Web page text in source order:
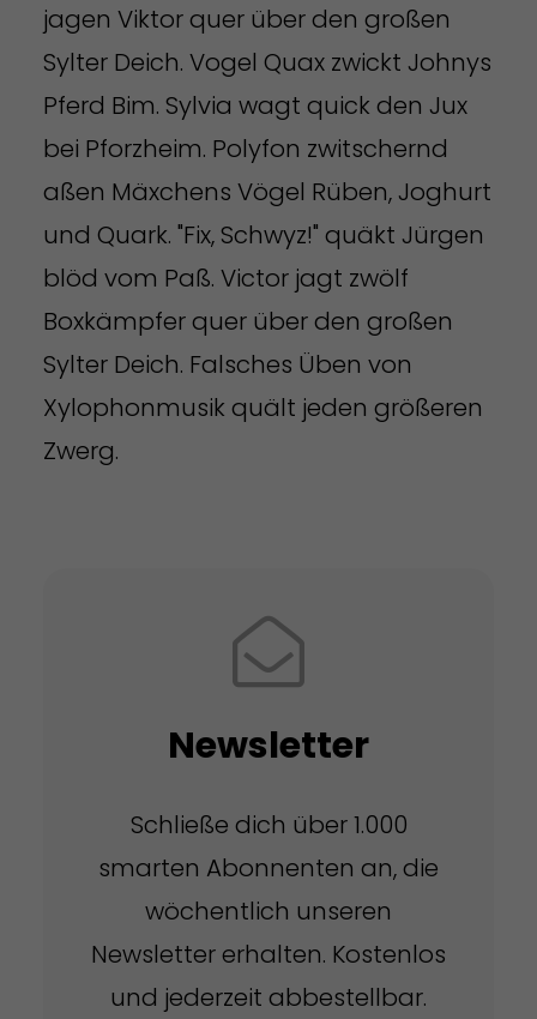
jagen Viktor quer über den großen
Sylter Deich. Vogel Quax zwickt Johnys
Pferd Bim. Sylvia wagt quick den Jux
bei Pforzheim. Polyfon zwitschernd
aßen Mäxchens Vögel Rüben, Joghurt
und Quark. "Fix, Schwyz!" quäkt Jürgen
blöd vom Paß. Victor jagt zwölf
Boxkämpfer quer über den großen
Sylter Deich. Falsches Üben von
Xylophonmusik quält jeden größeren
Zwerg.
Newsletter
Schließe dich über 1.000
smarten Abonnenten an, die
wöchentlich unseren
Newsletter erhalten. Kostenlos
und jederzeit abbestellbar.